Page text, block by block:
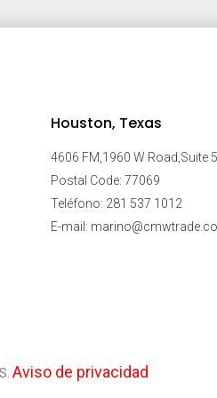
Houston, Texas
4606 FM,1960 W Road,Suite
Postal Code: 77069
Teléfono: 281 537 1012
E-mail:
Aviso de privacidad